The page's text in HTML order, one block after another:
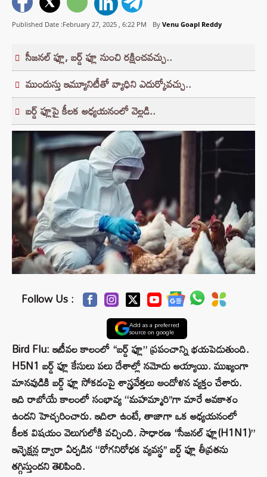
Published Date :February 27, 2025 , 6:22 PM By Venu Goapl Reddy
సీజనల్ ఫ్లూ, బర్డ్ ఫ్లూ నుంచి రక్షించవచ్చు..
ముందుస్తు ఇమ్యూనిటీతో వ్యాధిని ఎదుర్కోవచ్చు..
బర్డ్ ఫ్లూపై కీలక అధ్యయనంలో వెల్లడి..
Follow Us :
Add as a preferred
source on google
Bird Flu: ఇటీవల కాలంలో “బర్డ్ ఫ్లూ” ప్రపంచాన్ని భయపెడుతుంది.
H5N1 బర్డ్ ఫ్లూ కేసులు పలు దేశాల్లో నమోదు అయ్యాయి. ముఖ్యంగా
మానవుడికి బర్డ్ ఫ్లూ సోకడంపై శాస్త్రవేత్తలు ఆందోళన వ్యక్తం చేశారు.
ఇది రాబోయే కాలంలో సంభావ్య ‘‘మహమ్మారి’’గా మారే అవకాశం
ఉందని హెచ్చరించారు. ఇదిలా ఉంటే, తాజాగా ఒక అధ్యయనంలో
కీలక విషయం వెలుగులోకి వచ్చింది. సాధారణ “సీజనల్ ఫ్లూ(H1N1)”
ఇన్ఫెక్షన్ల ద్వారా ఏర్పడిన ‘‘రోగనిరోధక వ్యవస్థ’’ బర్డ్ ఫ్లూ తీవ్రతను
తగ్గిస్తుందని తెలిపింది.